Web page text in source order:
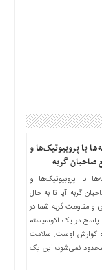
با پروبیوتیک‌ها و
صاحبان گربه
با پروبیوتیک‌ها و
گربه آیا تا به حال
و مقاومت گربه شما در
پاسخ در یک اکوسیستم
گوارش اوست. سلامت
نمی‌شود؛ این یک